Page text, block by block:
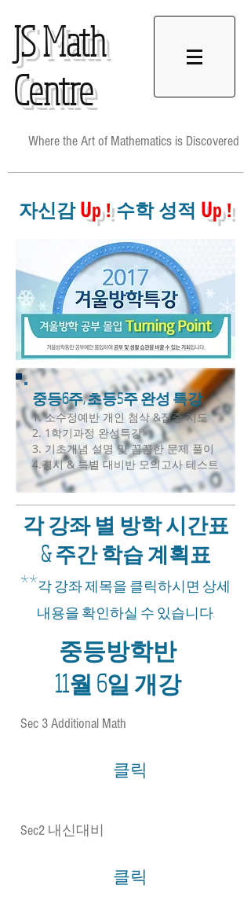
Where the Art of Mathematics is Discovered
JSMath
Centre
중등6주, 초등5주 완성 특강
1. 소수정예반 개인 첨삭 &집중 지도
2. 1학기과정 완성특강
3. 기초개념 설명 및 꼼꼼한 문제 풀이
4.경시 & 특별 대비반 모의고사 테스트
​자신감Up ! 수학 성적 Up !
​각 강좌 별 방학 시간표
& 주간 학습 계획표
**각 강좌 제목을 클릭하시면 상세
내용을 확인하실 수 있습니다.
​중등방학반
11월 6일 개강
Sec 3 Additional Math
클릭
Sec2 내신대비
클릭